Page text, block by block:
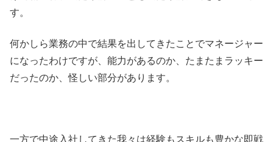
す。
何かしら業務の中で結果を出してきたことでマネージャー
になったわけですが、能力があるのか、たまたまラッキー
だったのか、怪しい部分があります。
一方で中途入社してきた我々は経験もスキルも豊かな即戦